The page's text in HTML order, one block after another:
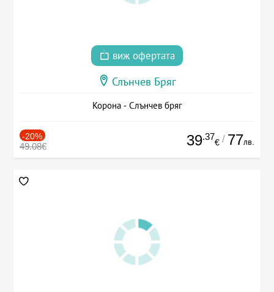
виж офертата
Слънчев Бряг
Корона - Слънчев бряг
-20%
49.08€ 39.37
€ / 77лв.